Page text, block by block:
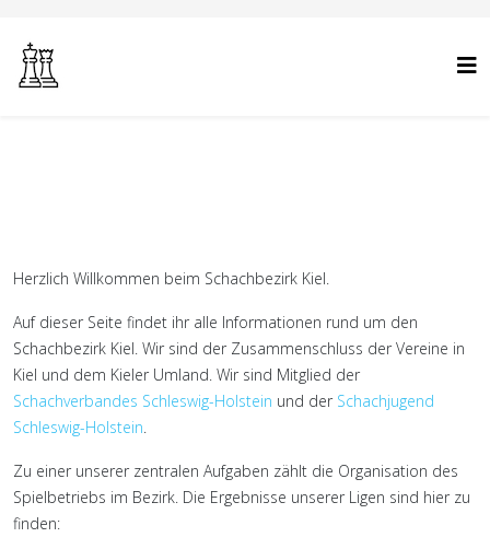
Herzlich Willkommen beim Schachbezirk Kiel.
Auf dieser Seite findet ihr alle Informationen rund um den
Schachbezirk Kiel. Wir sind der Zusammenschluss der Vereine in
Kiel und dem Kieler Umland. Wir sind Mitglied der
Schachverbandes Schleswig-Holstein und der Schachjugend
Schleswig-Holstein.
Zu einer unserer zentralen Aufgaben zählt die Organisation des
Spielbetriebs im Bezirk. Die Ergebnisse unserer Ligen sind hier zu
finden: